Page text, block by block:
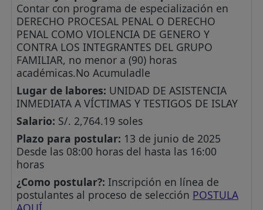
Contar con programa de especialización en
DERECHO PROCESAL PENAL O DERECHO
PENAL COMO VIOLENCIA DE GENERO Y
CONTRA LOS INTEGRANTES DEL GRUPO
FAMILIAR, no menor a (90) horas
académicas.No Acumuladle
Lugar de labores: UNIDAD DE ASISTENCIA
INMEDIATA A VÍCTIMAS Y TESTIGOS DE ISLAY
Salario: S/. 2,764.19 soles
Plazo para postular: 13 de junio de 2025
Desde las 08:00 horas del hasta las 16:00
horas
¿Como postular?: Inscripción en línea de
postulantes al proceso de selección POSTULA